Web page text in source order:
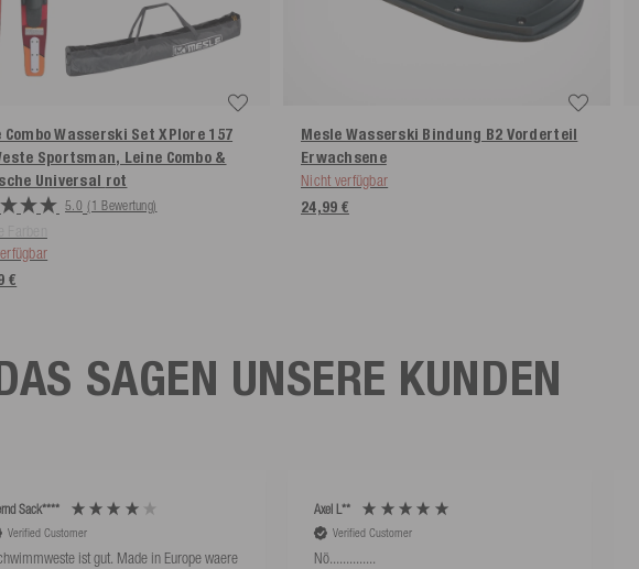
Combo Wasserski Set XPlore 157
Sportsman, Leine Combo &
Universal rot
5.0 (1 Bewertung)
€
Mesle Wasserski Bindung B2 Vorderteil
Erwachsene
Nicht verfügbar
24,99 €
SAGEN UNSERE KUNDEN
Sack****
Verified Customer
ist gut. Made in Europe waere
Axel L**
Verified Customer
Nö..............